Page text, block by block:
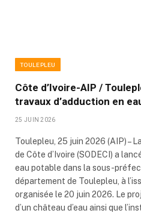
TOULEPLEU
Côte d’Ivoire-AIP /
travaux d’adduction en
25 JUIN 2026
Toulepleu, 25 juin 2026 (AIP) –
de Côte d’Ivoire (SODECI) a
eau potable dans la sous-
département de Toulepleu, à
organisée le 20 juin 2026. Le
d’un château d’eau ainsi que